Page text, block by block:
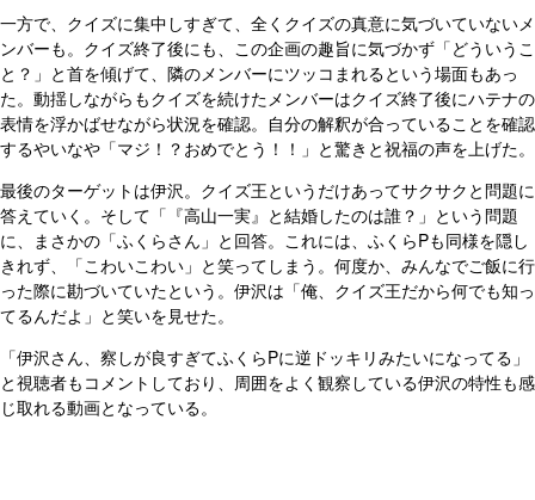
一方で、クイズに集中しすぎて、全くクイズの真意に気づいていないメ
ンバーも。クイズ終了後にも、この企画の趣旨に気づかず「どういうこ
と？」と首を傾げて、隣のメンバーにツッコまれるという場面もあっ
た。動揺しながらもクイズを続けたメンバーはクイズ終了後にハテナの
表情を浮かばせながら状況を確認。自分の解釈が合っていることを確認
するやいなや「マジ！？おめでとう！！」と驚きと祝福の声を上げた。
最後のターゲットは伊沢。クイズ王というだけあってサクサクと問題に
答えていく。そして「『高山一実』と結婚したのは誰？」という問題
に、まさかの「ふくらさん」と回答。これには、ふくらPも同様を隠し
きれず、「こわいこわい」と笑ってしまう。何度か、みんなでご飯に行
った際に勘づいていたという。伊沢は「俺、クイズ王だから何でも知っ
てるんだよ」と笑いを見せた。
「伊沢さん、察しが良すぎてふくらPに逆ドッキリみたいになってる」
と視聴者もコメントしており、周囲をよく観察している伊沢の特性も感
じ取れる動画となっている。